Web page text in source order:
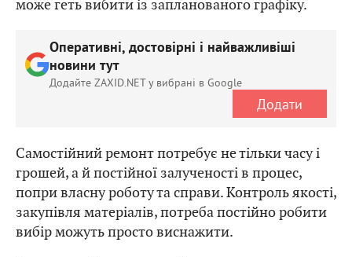
може геть вибити із запланованого графіку.
Оперативні, достовірні і найважливіші
новини тут
Додайте ZAXID.NET у вибрані в Google
Додати
Самостійний ремонт потребує не тільки часу і
грошей, а й постійної залученості в процес,
попри власну роботу та справи. Контроль якості,
закупівля матеріалів, потреба постійно робити
вибір можуть просто виснажити.